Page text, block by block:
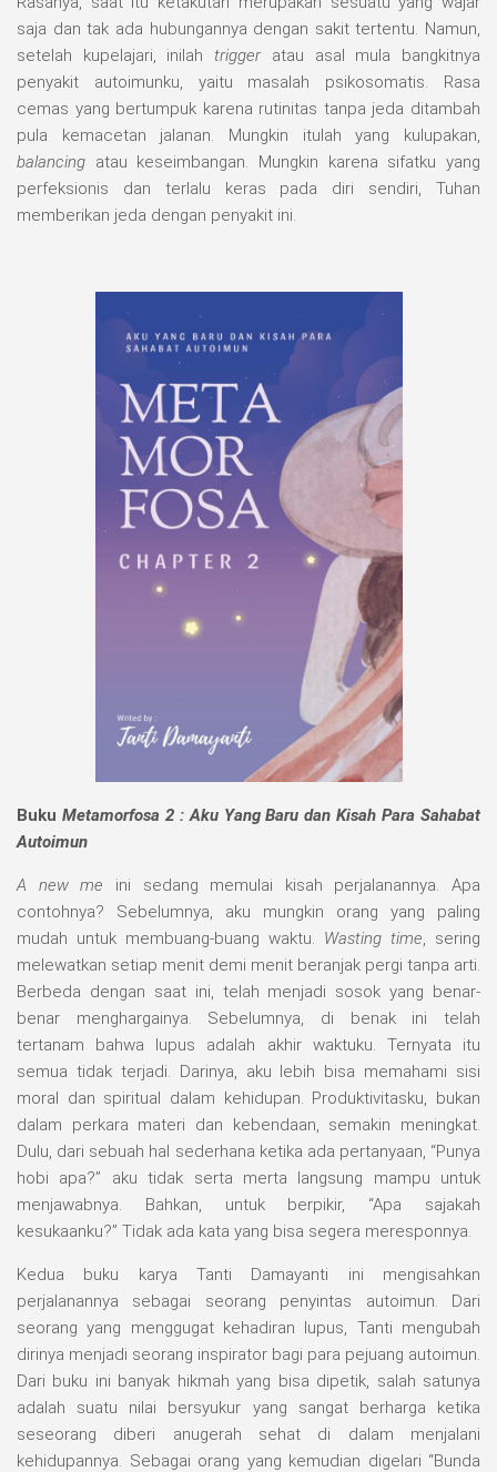
saja dan tak ada hubungannya dengan sakit tertentu. Namun,
setelah kupelajari, inilahtriggeratau asal mula bangkitnya
penyakit autoimunku, yaitu masalah psikosomatis. Rasa
cemas yang bertumpuk karena rutinitas tanpa jeda ditambah
pula kemacetan jalanan. Mungkin itulah yang kulupakan,
balancing atau keseimbangan. Mungkin karena sifatku yang
perfeksionis dan terlalu keras pada diri sendiri, Tuhan
memberikan jeda dengan penyakit ini.
Buku Metamorfosa 2 : Aku Yang Baru dan Kisah Para Sahabat
Autoimun
A new me ini sedang memulai kisah perjalanannya. Apa
contohnya? Sebelumnya, aku mungkin orang yang paling
mudah untuk membuang-buang waktu. Wasting time , sering
melewatkan setiap menit demi menit beranjak pergi tanpa arti.
Berbeda dengan saat ini, telah menjadi sosok yang benar-
benar menghargainya. Sebelumnya, di benak ini telah
tertanam bahwa lupus adalah akhir waktuku. Ternyata itu
semua tidak terjadi. Darinya, aku lebih bisa memahami sisi
moral dan spiritual dalam kehidupan. Produktivitasku, bukan
dalam perkara materi dan kebendaan, semakin meningkat.
Dulu, dari sebuah hal sederhana ketika ada pertanyaan, “Punya
hobi apa?” aku tidak serta merta langsung mampu untuk
menjawabnya. Bahkan, untuk berpikir, “Apa sajakah
kesukaanku?” Tidak ada kata yang bisa segera meresponnya.
Kedua buku karya Tanti Damayanti ini mengisahkan
perjalanannya sebagai seorang penyintas autoimun. Dari
seorang yang menggugat kehadiran lupus, Tanti mengubah
dirinya menjadi seorang inspirator bagi para pejuang autoimun.
Dari buku ini banyak hikmah yang bisa dipetik, salah satunya
adalah suatu nilai bersyukur yang sangat berharga ketika
seseorang diberi anugerah sehat di dalam menjalani
kehidupannya. Sebagai orang yang kemudian digelari “Bunda